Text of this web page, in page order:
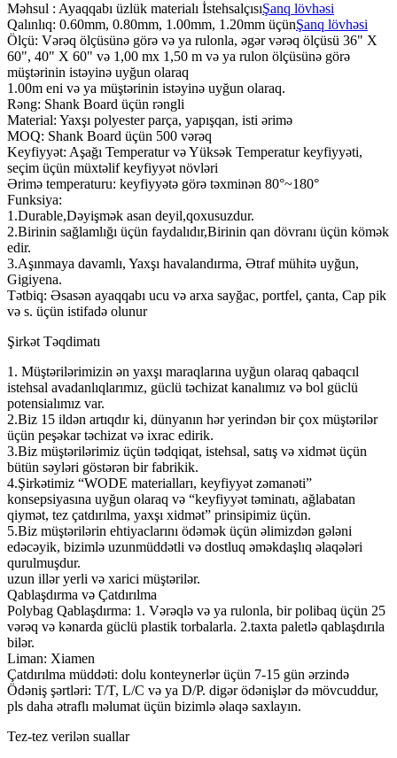
Məhsul : Ayaqqabı üzlük materialı İstehsalçısıŞanq lövhəsi
Qalınlıq: 0.60mm, 0.80mm, 1.00mm, 1.20mm üçünŞanq lövhəsi
Ölçü: Vərəq ölçüsünə görə və ya rulonla, əgər vərəq ölçüsü 36" X
60", 40" X 60" və 1,00 mx 1,50 m və ya rulon ölçüsünə görə
müştərinin istəyinə uyğun olaraq
1.00m eni və ya müştərinin istəyinə uyğun olaraq.
Rəng: Shank Board üçün rəngli
Material: Yaxşı polyester parça, yapışqan, isti ərimə
MOQ: Shank Board üçün 500 vərəq
Keyfiyyət: Aşağı Temperatur və Yüksək Temperatur keyfiyyəti,
seçim üçün müxtəlif keyfiyyət növləri
Ərimə temperaturu: keyfiyyətə görə təxminən 80°~180°
Funksiya:
1.Durable,Dəyişmək asan deyil,qoxusuzdur.
2.Birinin sağlamlığı üçün faydalıdır,Birinin qan dövranı üçün kömək
edir.
3.Aşınmaya davamlı, Yaxşı havalandırma, Ətraf mühitə uyğun,
Gigiyena.
Tətbiq: Əsasən ayaqqabı ucu və arxa sayğac, portfel, çanta, Cap pik
və s. üçün istifadə olunur
Şirkət Təqdimatı
1. Müştərilərimizin ən yaxşı maraqlarına uyğun olaraq qabaqcıl
istehsal avadanlıqlarımız, güclü təchizat kanalımız və bol güclü
potensialımız var.
2.Biz 15 ildən artıqdır ki, dünyanın hər yerindən bir çox müştərilər
üçün peşəkar təchizat və ixrac edirik.
3.Biz müştərilərimiz üçün tədqiqat, istehsal, satış və xidmət üçün
bütün səyləri göstərən bir fabrikik.
4.Şirkətimiz “WODE materialları, keyfiyyət zəmanəti”
konsepsiyasına uyğun olaraq və “keyfiyyət təminatı, ağlabatan
qiymət, tez çatdırılma, yaxşı xidmət” prinsipimiz üçün.
5.Biz müştərilərin ehtiyaclarını ödəmək üçün əlimizdən gələni
edəcəyik, bizimlə uzunmüddətli və dostluq əməkdaşlıq əlaqələri
qurulmuşdur.
uzun illər yerli və xarici müştərilər.
Qablaşdırma və Çatdırılma
Polybag Qablaşdırma: 1. Vərəqlə və ya rulonla, bir polibaq üçün 25
vərəq və kənarda güclü plastik torbalarla. 2.taxta paletlə qablaşdırıla
bilər.
Liman: Xiamen
Çatdırılma müddəti: dolu konteynerlər üçün 7-15 gün ərzində
Ödəniş şərtləri: T/T, L/C və ya D/P. digər ödənişlər də mövcuddur,
pls daha ətraflı məlumat üçün bizimlə əlaqə saxlayın.
Tez-tez verilən suallar